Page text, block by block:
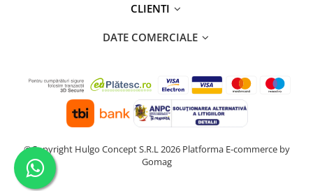
CLIENTI
DATE COMERCIALE
©Copyright Hulgo Concept S.R.L 2026 Platforma E-commerce by
Gomag